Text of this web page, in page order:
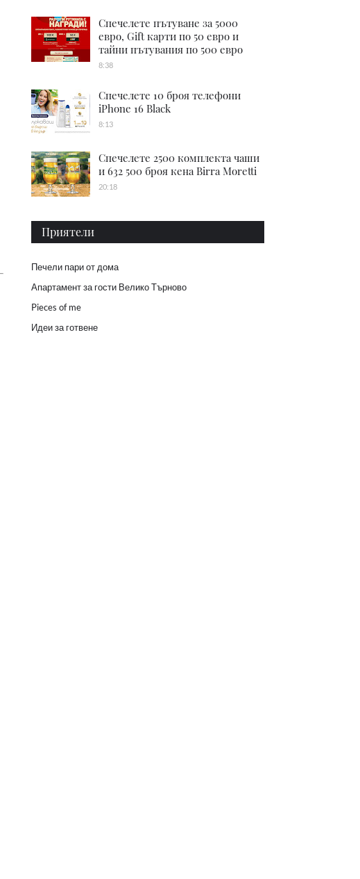
Спечелете пътуване за 5000
евро, Gift карти по 50 евро и
тайни пътувания по 500 евро
8:38
Спечелете 10 броя телефони
iPhone 16 Black
8:13
Спечелете 2500 комплекта чаши
и 632 500 броя кена Birra Moretti
20:18
Приятели
Печели пари от дома
Апартамент за гости Велико Търново
Pieces of me
Идеи за готвене